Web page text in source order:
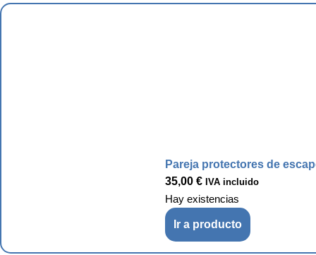
Pareja protectores de
35,00 € IVA incluido
Hay existencias
Ir a producto